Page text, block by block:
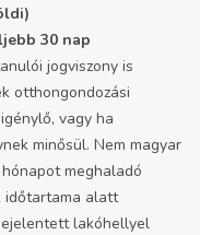
30 nap
jogviszony is
otthongondozási
vagy ha
minősül. Nem magyar
meghaladó
időtartama alatt
lakóhellyel